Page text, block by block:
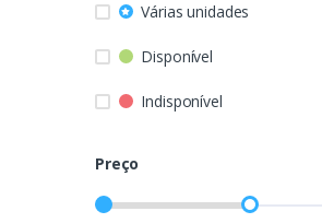
Várias unidades
Disponível
Indisponível
Preço